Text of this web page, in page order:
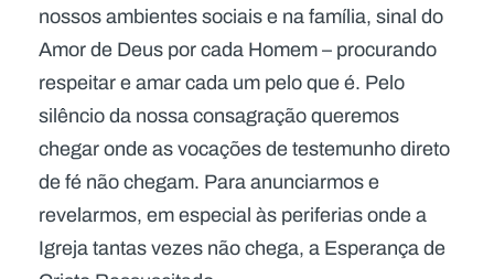
nossos ambientes sociais e na família, sinal do
Amor de Deus por cada Homem – procurando
respeitar e amar cada um pelo que é. Pelo
silêncio da nossa consagração queremos
chegar onde as vocações de testemunho direto
de fé não chegam. Para anunciarmos e
revelarmos, em especial às periferias onde a
Igreja tantas vezes não chega, a Esperança de